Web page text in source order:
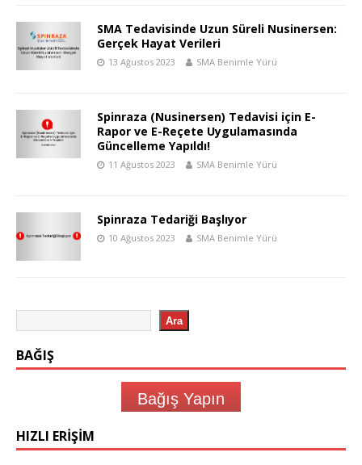
SMA Tedavisinde Uzun Süreli Nusinersen:
Gerçek Hayat Verileri
13 Ağustos 2023 SMA Benimle Yürü
Spinraza (Nusinersen) Tedavisi için E-
Rapor ve E-Reçete Uygulamasında
Güncelleme Yapıldı!
11 Ağustos 2023 SMA Benimle Yürü
Spinraza Tedariği Başlıyor
10 Ağustos 2023 SMA Benimle Yürü
Ara
BAĞIŞ
Bağış Yapın
HIZLI ERIŞIM